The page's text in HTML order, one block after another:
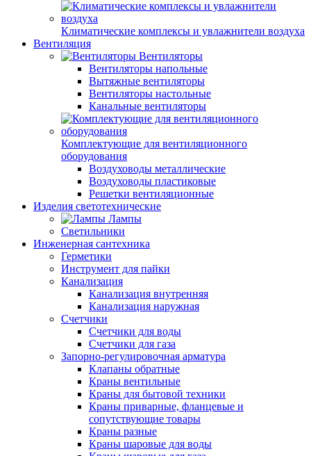
Климатические комплексы и увлажнители воздуха
Вентиляция
Вентиляторы
Вентиляторы напольные
Вытяжные вентиляторы
Вентиляторы настольные
Канальные вентиляторы
Комплектующие для вентиляционного
оборудования
Воздуховоды металлические
Воздуховоды пластиковые
Решетки вентиляционные
Изделия светотехнические
Лампы
Светильники
Инженерная сантехника
Герметики
Инструмент для пайки
Канализация
Канализация внутренняя
Канализация наружная
Счетчики
Счетчики для воды
Счетчики для газа
Запорно-регулировочная арматура
Клапаны обратные
Краны вентильные
Краны для бытовой техники
Краны приварные, фланцевые и
сопутствующие товары
Краны разные
Краны шаровые для воды